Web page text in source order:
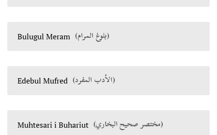
Bulugul Meram (بلوغ المرام)
Edebul Mufred (الأدب المفرد)
Muhtesari i Buhariut (مختصر صحيح البخاري)